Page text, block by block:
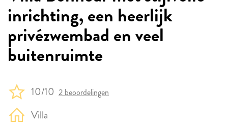
inrichting, een heerlijk
privézwembad en veel
buitenruimte
10/10 2 beoordelingen
Villa